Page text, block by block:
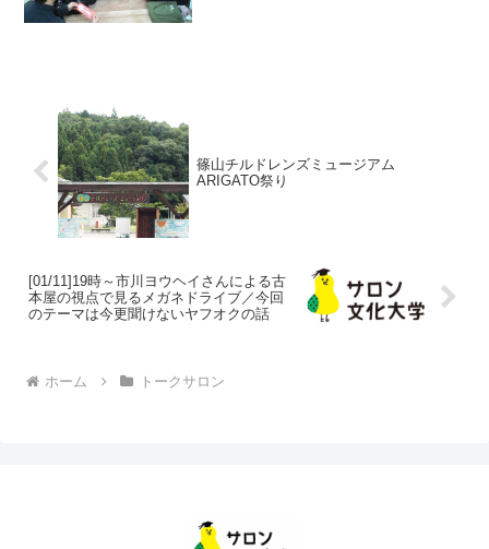
篠山チルドレンズミュージアム
ARIGATO祭り
[01/11]19時～市川ヨウヘイさんによる古
本屋の視点で見るメガネドライブ／今回
のテーマは今更聞けないヤフオクの話
ホーム トークサロン